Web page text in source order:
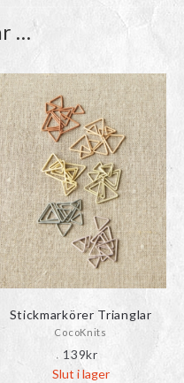
…
Stickmarkörer Trianglar
CocoKnits
139kr
Slut i lager